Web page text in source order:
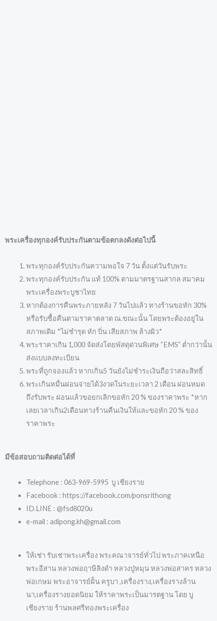
พระเครื่องทุกองค์รับประกันตามข้อตกลงดังต่อไปนี้
พระทุกองค์รับประกันความพอใจ 7 วัน ตั้งแต่วันรับพระ
พระทุกองค์รับประกัน แท้ 100% ตามมาตรฐานสากล สมาคม
พระเครื่องพระบูชาไทย
หากต้องการคืนพระภายหลัง 7 วันไปแล้ว ทางร้านขอหัก 30%
หรือรับซื้อคืนตามราคาตลาด ณ.ขณะนั้น โดยพระต้องอยู่ใน
สภาพเดิม *ไม่ชำรุด หัก บิ่น เสียสภาพ ล้างผิว*
พระราคาเกิน 1,000 จัดส่งโดยพัสดุด่วนพิเศษ “EMS” ต่ำกว่านั้น
ส่งแบบลงทะเบียน
พระที่ถูกจองแล้ว หากเกิน5 วันยังไม่ชำระเงินถือว่าสละสิทธิ์
พระเกินหมื่นผ่อนจ่ายได้3งวดในระยะเวลา 2 เดือน ผ่อนหมด
ถึงรับพระ ผ่อนแล้วขอยกเลิกขอหัก 20 % ของราคาพระ *หาก
เลยเวลาเกิน2เดือนทางร้านคืนเงินให้และขอหัก 20 % ของ
ราคาพระ
มีข้อสอบถามติดต่อได้ที่
Telephone : 063-969-5995 บู เชียงราย
Facebook : https://facebook.com/ponsrithong
ID.LINE : @fsd8020u
e-mail : adipong.kh@gmail.com
ให้เช่า รับเช่าพระเครื่อง พระคณาจารย์ทั่วไป พระภาคเหนือ
พระอีสาน หลวงพ่อฤาษีลิงดำ หลวงปู่หมุน หลวงพ่อสาคร หลวง
พ่อเกษม พระอาจารย์ฝั้น ครูบา ,เครื่องราง,เครื่องรางล้าน
นา,เครื่องรางยอดนิยม ให้ราคาพระเป็นมารตฐาน โดย บู
เชียงราย ร้านพลศรีทองพระเครื่อง